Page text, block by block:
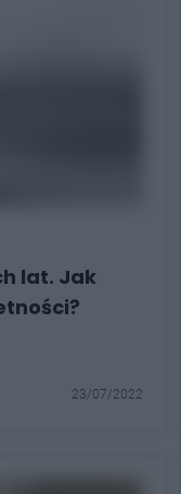
lat. Jak
23/07/2022